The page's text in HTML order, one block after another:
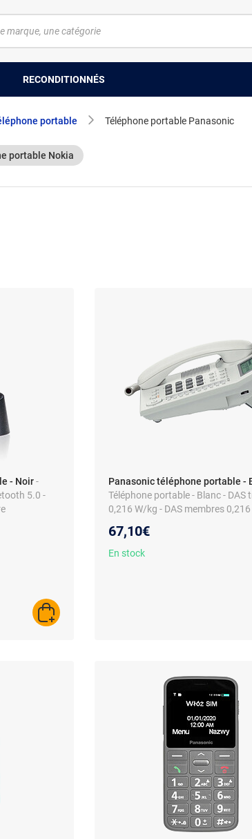
RECONDITIONNÉS
portable Téléphone portable Panasonic
portable Nokia
- Noir-
5.0 -
AJOUTER AU PANIER
Panasonic téléphone portable -
Téléphone portable - Blanc - DAS
0,216 W/kg - DAS membres
67,10€
En stock